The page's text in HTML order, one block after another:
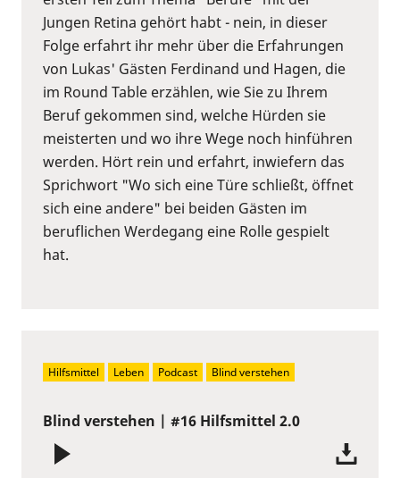
Jungen Retina gehört habt - nein, in dieser
Folge erfahrt ihr mehr über die Erfahrungen
von Lukas' Gästen Ferdinand und Hagen, die
im Round Table erzählen, wie Sie zu Ihrem
Beruf gekommen sind, welche Hürden sie
meisterten und wo ihre Wege noch hinführen
werden. Hört rein und erfahrt, inwiefern das
Sprichwort "Wo sich eine Türe schließt, öffnet
sich eine andere" bei beiden Gästen im
beruflichen Werdegang eine Rolle gespielt
hat.
Blind verstehen | #16 Hilfsmittel 2.0
Hilfsmittel Leben Podcast Blind verstehen